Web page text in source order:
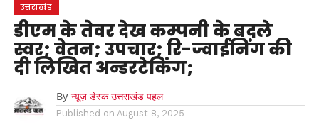
उत्तराखंड
डीएम के तेवर देख कम्पनी के बदले
स्वर; वेतन; उपचार; रि-ज्वाईनिंग की
दी लिखित अन्डरटेकिंग;
By न्यूज़ डेस्क उत्तराखंड पहल
Published on August 8, 2025